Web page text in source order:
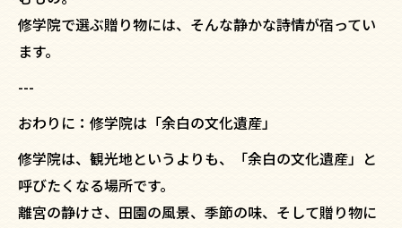
修学院で選ぶ贈り物には、そんな静かな詩情が宿ってい
ます。
---
おわりに：修学院は「余白の文化遺産」
修学院は、観光地というよりも、「余白の文化遺産」と
呼びたくなる場所です。
離宮の静けさ、田園の風景、季節の味、そして贈り物に